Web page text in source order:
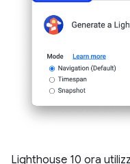
Lighthouse 10 ora